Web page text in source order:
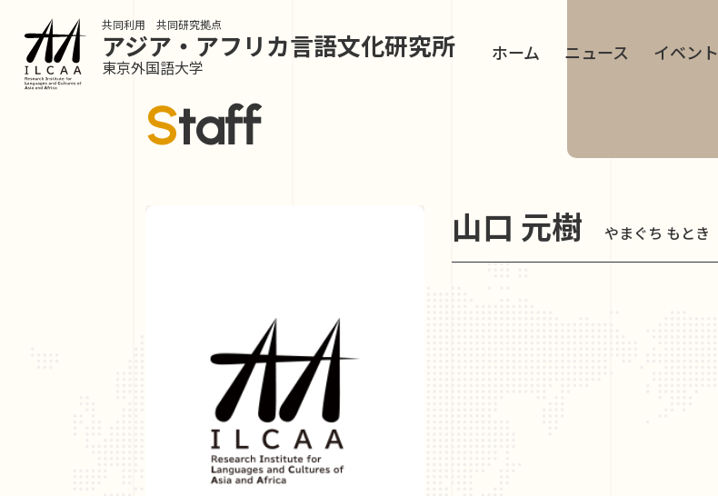
共同利用 共同研究拠点
アジア・アフリカ言語文化研究所
東京外国語大学
ホーム ニュース イベント
Staff
山口 元樹 やまぐち もとき